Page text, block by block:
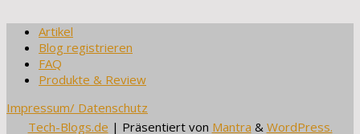
Artikel
Blog registrieren
FAQ
Produkte & Review
Impressum/ Datenschutz
Tech-Blogs.de | Präsentiert von Mantra & WordPress.